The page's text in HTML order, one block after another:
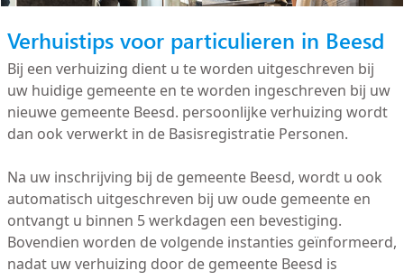
Verhuistips voor particulieren in Beesd
Bij een verhuizing dient u te worden uitgeschreven bij
uw huidige gemeente en te worden ingeschreven bij uw
nieuwe gemeente Beesd. persoonlijke verhuizing wordt
dan ook verwerkt in de Basisregistratie Personen.
Na uw inschrijving bij de gemeente Beesd, wordt u ook
automatisch uitgeschreven bij uw oude gemeente en
ontvangt u binnen 5 werkdagen een bevestiging.
Bovendien worden de volgende instanties geïnformeerd,
nadat uw verhuizing door de gemeente Beesd is